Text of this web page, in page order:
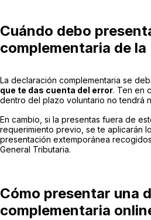
Cuándo debo
complementaria de la
La declaración complementaria se
que te das cuenta del error. Ten en
dentro del plazo voluntario no tendrá
En cambio, si la presentas fuera de
requerimiento previo, se te aplicarán
presentación extemporánea
General Tributaria.
Cómo presentar una
complementaria